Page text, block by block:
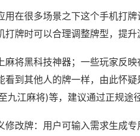
用在很多场景之下这个手机打
打牌时可以合理调整牌型，提
麻将黑科技神器；一些玩家反
看到其他人的牌一样，由此怀
九江麻将)等，建议通过正规途
修改牌：用户可输入需求生成